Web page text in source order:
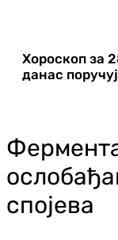
Хороскоп за
данас
спојева